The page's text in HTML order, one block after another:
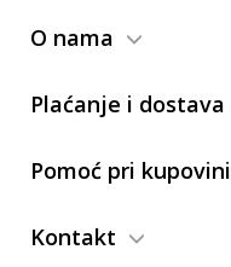
O nama
Plaćanje i dostava
Pomoć pri kupovini
Kontakt